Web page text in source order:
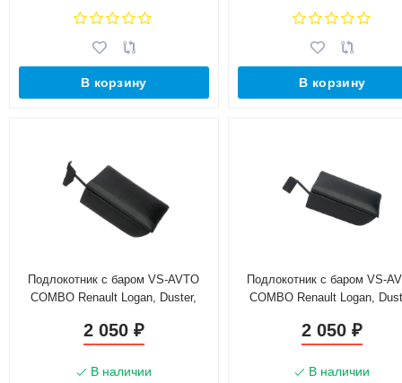
В корзину В корзину
Подлокотник с баром VS-AVTO
COMBO Renault Logan, Duster,
по высоте)
2 050 ₽
В наличии
Подлокотник с баром VS-
COMBO Renault Logan,
по высоте)
2 050₽
В наличии